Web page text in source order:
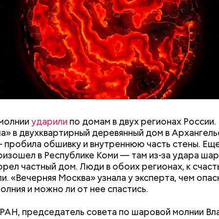
День качания на качелях и
ударили по домам в двух регионах
в двухквартирный деревянный дом в
обшивку и внутреннюю часть стены.
в Республике Коми — там из-за удара
частный дом. Люди в обоих регионах, к
«Вечерняя Москва» узнала у эксперта, чем
и можно ли от нее спастись.
председатель совета по шаровой молнии